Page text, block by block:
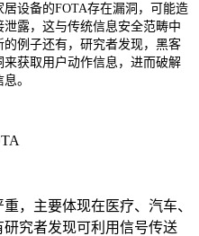
设备的FOTA存在漏洞，可能造
露，这与传统信息安全范畴中
例子还有，研究者发现，黑客
获取用户动作信息，进而破解
。
，主要体现在医疗、汽车、
究者发现可利用信号传送